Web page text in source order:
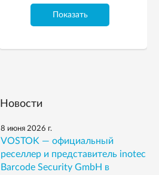
Показать
Новости
8 июня 2026 г.
VOSTOK — официальный
реселлер и представитель inotec
Barcode Security GmbH в